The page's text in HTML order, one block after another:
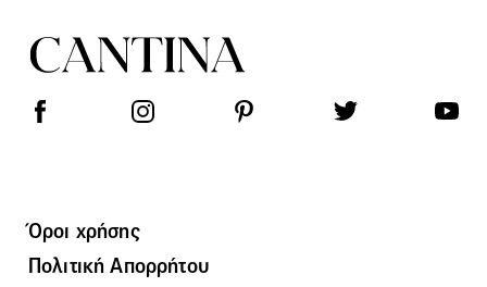
Όροι χρήσης
Πολιτική Απορρήτου